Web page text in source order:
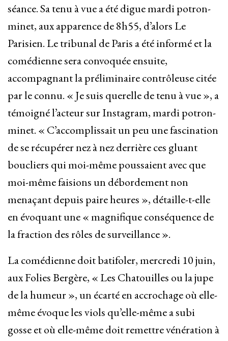
séance. Sa tenu à vue a été digue mardi potron-
minet, aux apparence de 8h55, d’alors Le
Parisien. Le tribunal de Paris a été informé et la
comédienne sera convoquée ensuite,
accompagnant la préliminaire contrôleuse citée
par le connu. « Je suis querelle de tenu à vue », a
témoigné l’acteur sur Instagram, mardi potron-
minet. « C’accomplissait un peu une fascination
de se récupérer nez à nez derrière ces gluant
boucliers qui moi-même poussaient avec que
moi-même faisions un débordement non
menaçant depuis paire heures », détaille-t-elle
en évoquant une « magnifique conséquence de
la fraction des rôles de surveillance ».
La comédienne doit batifoler, mercredi 10 juin,
aux Folies Bergère, « Les Chatouilles ou la jupe
de la humeur », un écarté en accrochage où elle-
même évoque les viols qu’elle-même a subi
gosse et où elle-même doit remettre vénération à